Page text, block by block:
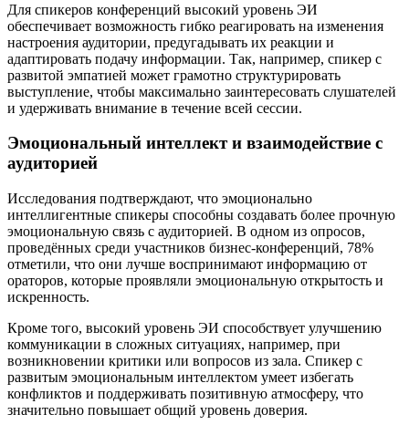
Для спикеров конференций высокий уровень ЭИ
обеспечивает возможность гибко реагировать на изменения
настроения аудитории, предугадывать их реакции и
адаптировать подачу информации. Так, например, спикер с
развитой эмпатией может грамотно структурировать
выступление, чтобы максимально заинтересовать слушателей
и удерживать внимание в течение всей сессии.
Эмоциональный интеллект и взаимодействие с
аудиторией
Исследования подтверждают, что эмоционально
интеллигентные спикеры способны создавать более прочную
эмоциональную связь с аудиторией. В одном из опросов,
проведённых среди участников бизнес-конференций, 78%
отметили, что они лучше воспринимают информацию от
ораторов, которые проявляли эмоциональную открытость и
искренность.
Кроме того, высокий уровень ЭИ способствует улучшению
коммуникации в сложных ситуациях, например, при
возникновении критики или вопросов из зала. Спикер с
развитым эмоциональным интеллектом умеет избегать
конфликтов и поддерживать позитивную атмосферу, что
значительно повышает общий уровень доверия.